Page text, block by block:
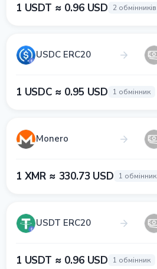
1 USDT ≈ 0.96 USD 2 обмінників
USDC ERC20
1 USDC ≈ 0.95 USD 1 обмінник
Monero
1 XMR ≈ 330.73 USD 1 обмінник
USDT ERC20
1 USDT ≈ 0.96 USD 1 обмінник